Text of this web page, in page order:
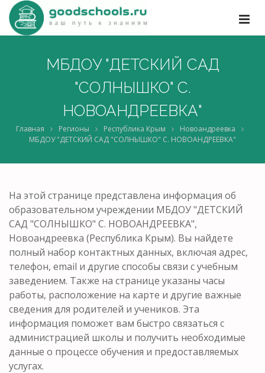
МБДОУ "ДЕТСКИЙ САД
"СОЛНЫШКО" С.
НОВОАНДРЕЕВКА"
Главная Регионы Республика Крым
Новоандреевка
МБДОУ "ДЕТСКИЙ САД "СОЛНЫШКО" С. НОВОАНДРЕЕВКА"
На этой странице представлена информация об
образовательном учреждении МБДОУ "ДЕТСКИЙ
САД "СОЛНЫШКО" С. НОВОАНДРЕЕВКА",
Новоандреевка (Республика Крым). Вы найдете
полный набор контактных данных, включая адрес,
телефон, email и другие способы связи с учебным
заведением. Также на странице указаны часы
работы, расположение на карте и другие важные
сведения для родителей и учеников. Эта
информация поможет вам быстро связаться с
администрацией школы и получить необходимые
данные о процессе обучения и предоставляемых
услугах.